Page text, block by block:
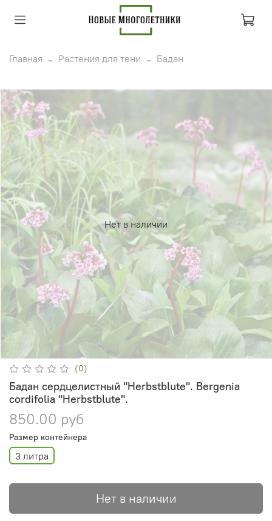
Главная Растения для тени Бадан
Нет в наличии
(0)
Бадан сердцелистный "Herbstblute". Bergenia
cordifolia "Herbstblute".
850.00 руб
Размер контейнера
3 литра
Нет в наличии